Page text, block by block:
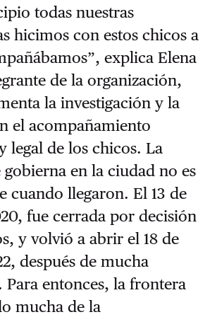
todas nuestras
hicimos con estos chicos a
explica Elena
de la organización,
la investigación y la
el acompañamiento
legal de los chicos. La
en la ciudad no es
cuando llegaron. El 13 de
fue cerrada por decisión
y volvió a abrir el 18 de
después de mucha
Para entonces, la frontera
mucha de la